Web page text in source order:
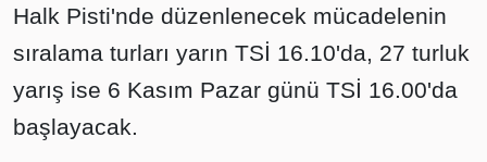
Halk Pisti'nde düzenlenecek mücadelenin
sıralama turları yarın TSİ 16.10'da, 27 turluk
yarış ise 6 Kasım Pazar günü TSİ 16.00'da
başlayacak.